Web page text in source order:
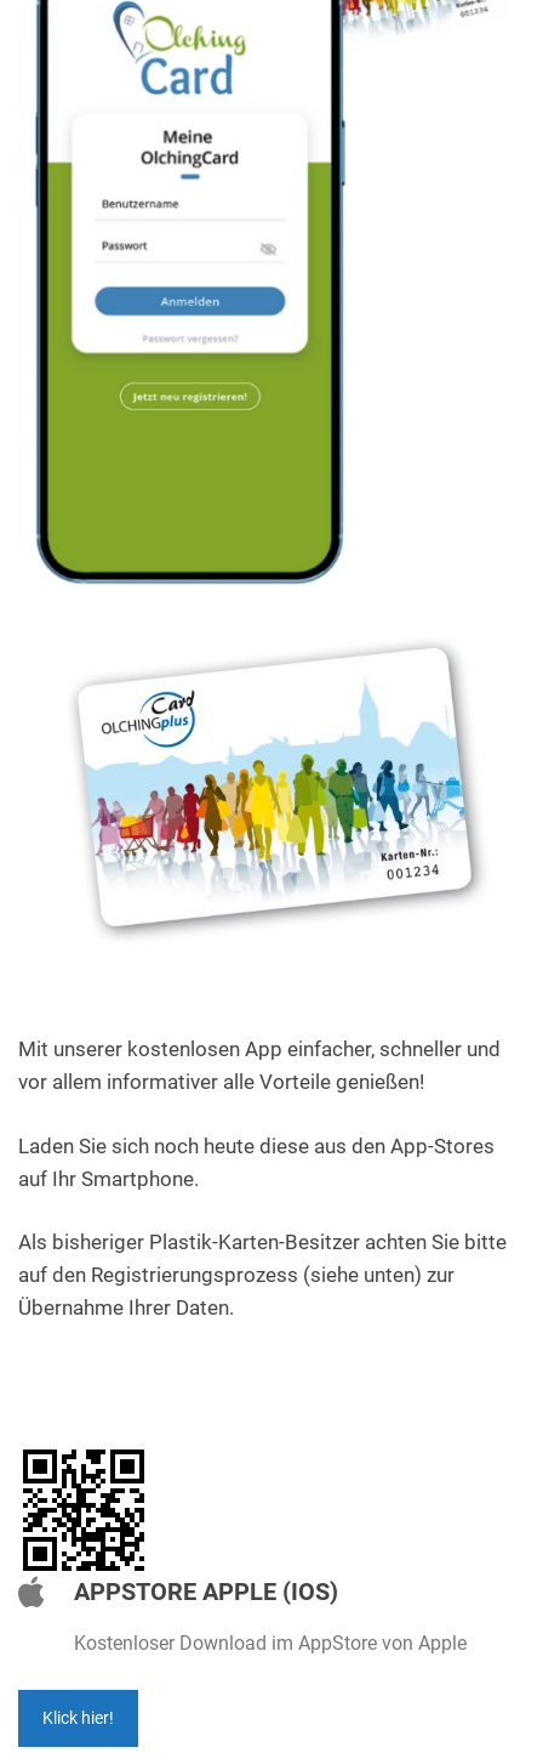
Mit unserer kostenlosen App einfacher, schneller und
vor allem informativer alle Vorteile genießen!
Laden Sie sich noch heute diese aus den App-Stores
auf Ihr Smartphone.
Als bisheriger Plastik-Karten-Besitzer achten Sie bitte
auf den Registrierungsprozess (siehe unten) zur
Übernahme Ihrer Daten.
APPSTORE APPLE (IOS)
Kostenloser Download im AppStore von Apple
Klick hier!